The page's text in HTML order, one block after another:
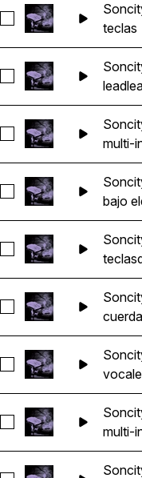
Seleccionar
teclas
Seleccionar
lead
Seleccionar
multi-
Seleccionar
bajo
Seleccionar
teclas
Seleccionar
Seleccionar
Seleccionar
multi-